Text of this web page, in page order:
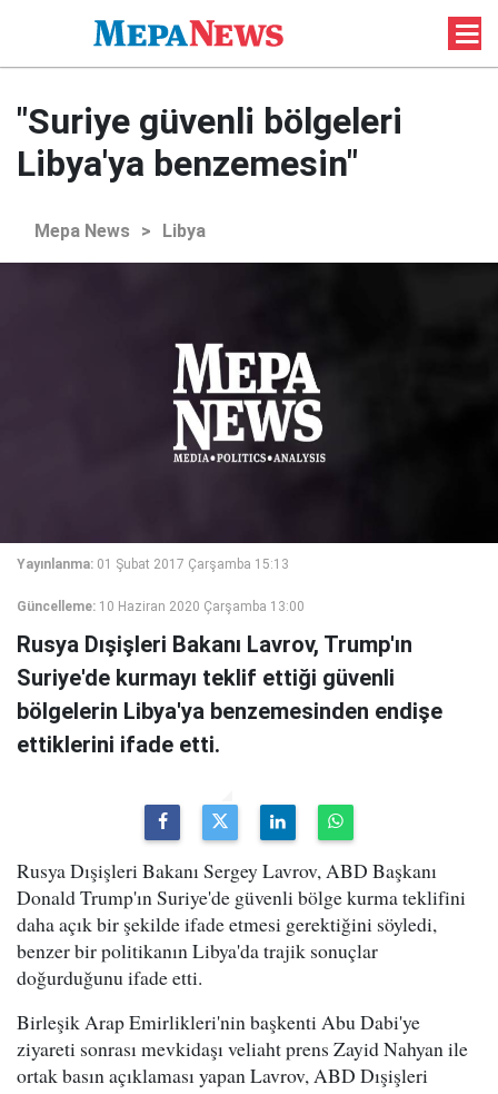
"Suriye güvenli bölgeleri
Libya'ya benzemesin"
Mepa News > Libya
Yayınlanma: 01 Şubat 2017 Çarşamba 15:13
Güncelleme: 10 Haziran 2020 Çarşamba 13:00
Rusya Dışişleri Bakanı Lavrov, Trump'ın
Suriye'de kurmayı teklif ettiği güvenli
bölgelerin Libya'ya benzemesinden endişe
ettiklerini ifade etti.
Rusya Dışişleri Bakanı Sergey Lavrov, ABD Başkanı
Donald Trump'ın Suriye'de güvenli bölge kurma teklifini
daha açık bir şekilde ifade etmesi gerektiğini söyledi,
benzer bir politikanın Libya'da trajik sonuçlar
doğurduğunu ifade etti.
Birleşik Arap Emirlikleri'nin başkenti Abu Dabi'ye
ziyareti sonrası mevkidaşı veliaht prens Zayid Nahyan ile
ortak basın açıklaması yapan Lavrov, ABD Dışişleri